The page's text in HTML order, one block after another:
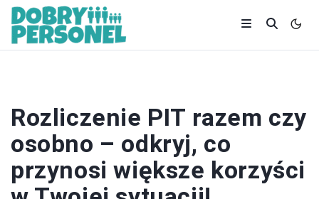
Rozliczenie PIT razem czy
osobno – odkryj, co
przynosi większe korzyści